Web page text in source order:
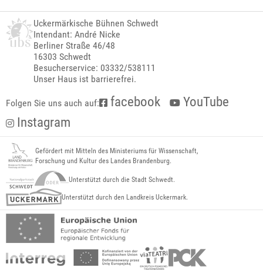
Uckermärkische Bühnen Schwedt
Intendant: André Nicke
Berliner Straße 46/48
16303 Schwedt
Besucherservice: 03332/538111
Unser Haus ist barrierefrei.
Folgen Sie uns auch auf: facebook
YouTube
Instagram
Gefördert mit Mitteln des Ministeriums für Wissenschaft,
Forschung und Kultur des Landes Brandenburg.
Unterstützt durch die Stadt Schwedt.
Unterstützt durch den Landkreis Uckermark.